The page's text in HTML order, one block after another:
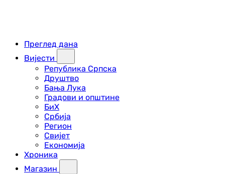
Преглед дана
Вијести
Република Српска
Друштво
Бања Лука
Градови и општине
БиХ
Србија
Регион
Свијет
Економија
Хроника
Магазин